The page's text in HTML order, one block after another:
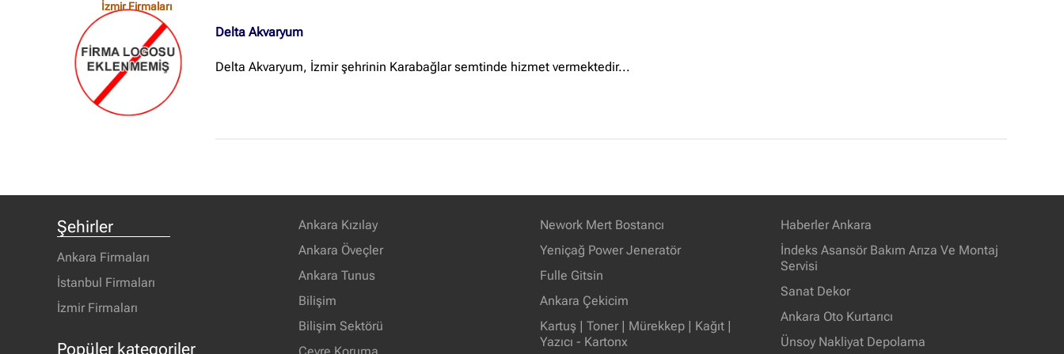
İzmir Firmaları
Delta Akvaryum
Delta Akvaryum, İzmir şehrinin Karabağlar semtinde hizmet vermektedir...
Şehirler
Ankara Firmaları
İstanbul Firmaları
İzmir Firmaları
Popüler kategoriler
Ankara Kızılay
Ankara Öveçler
Ankara Tunus
Bilişim
Bilişim Sektörü
Nework Mert Bostancı
Yeniçağ Power Jeneratör
Fulle Gitsin
Ankara Çekicim
Kartuş | Toner | Mürekkep | Kağıt |
Yazıcı - Kartonx
Haberler Ankara
İndeks Asansör Bakım Arıza Ve Montaj
Servisi
Sanat Dekor
Ankara Oto Kurtarıcı
Ünsoy Nakliyat Depolama